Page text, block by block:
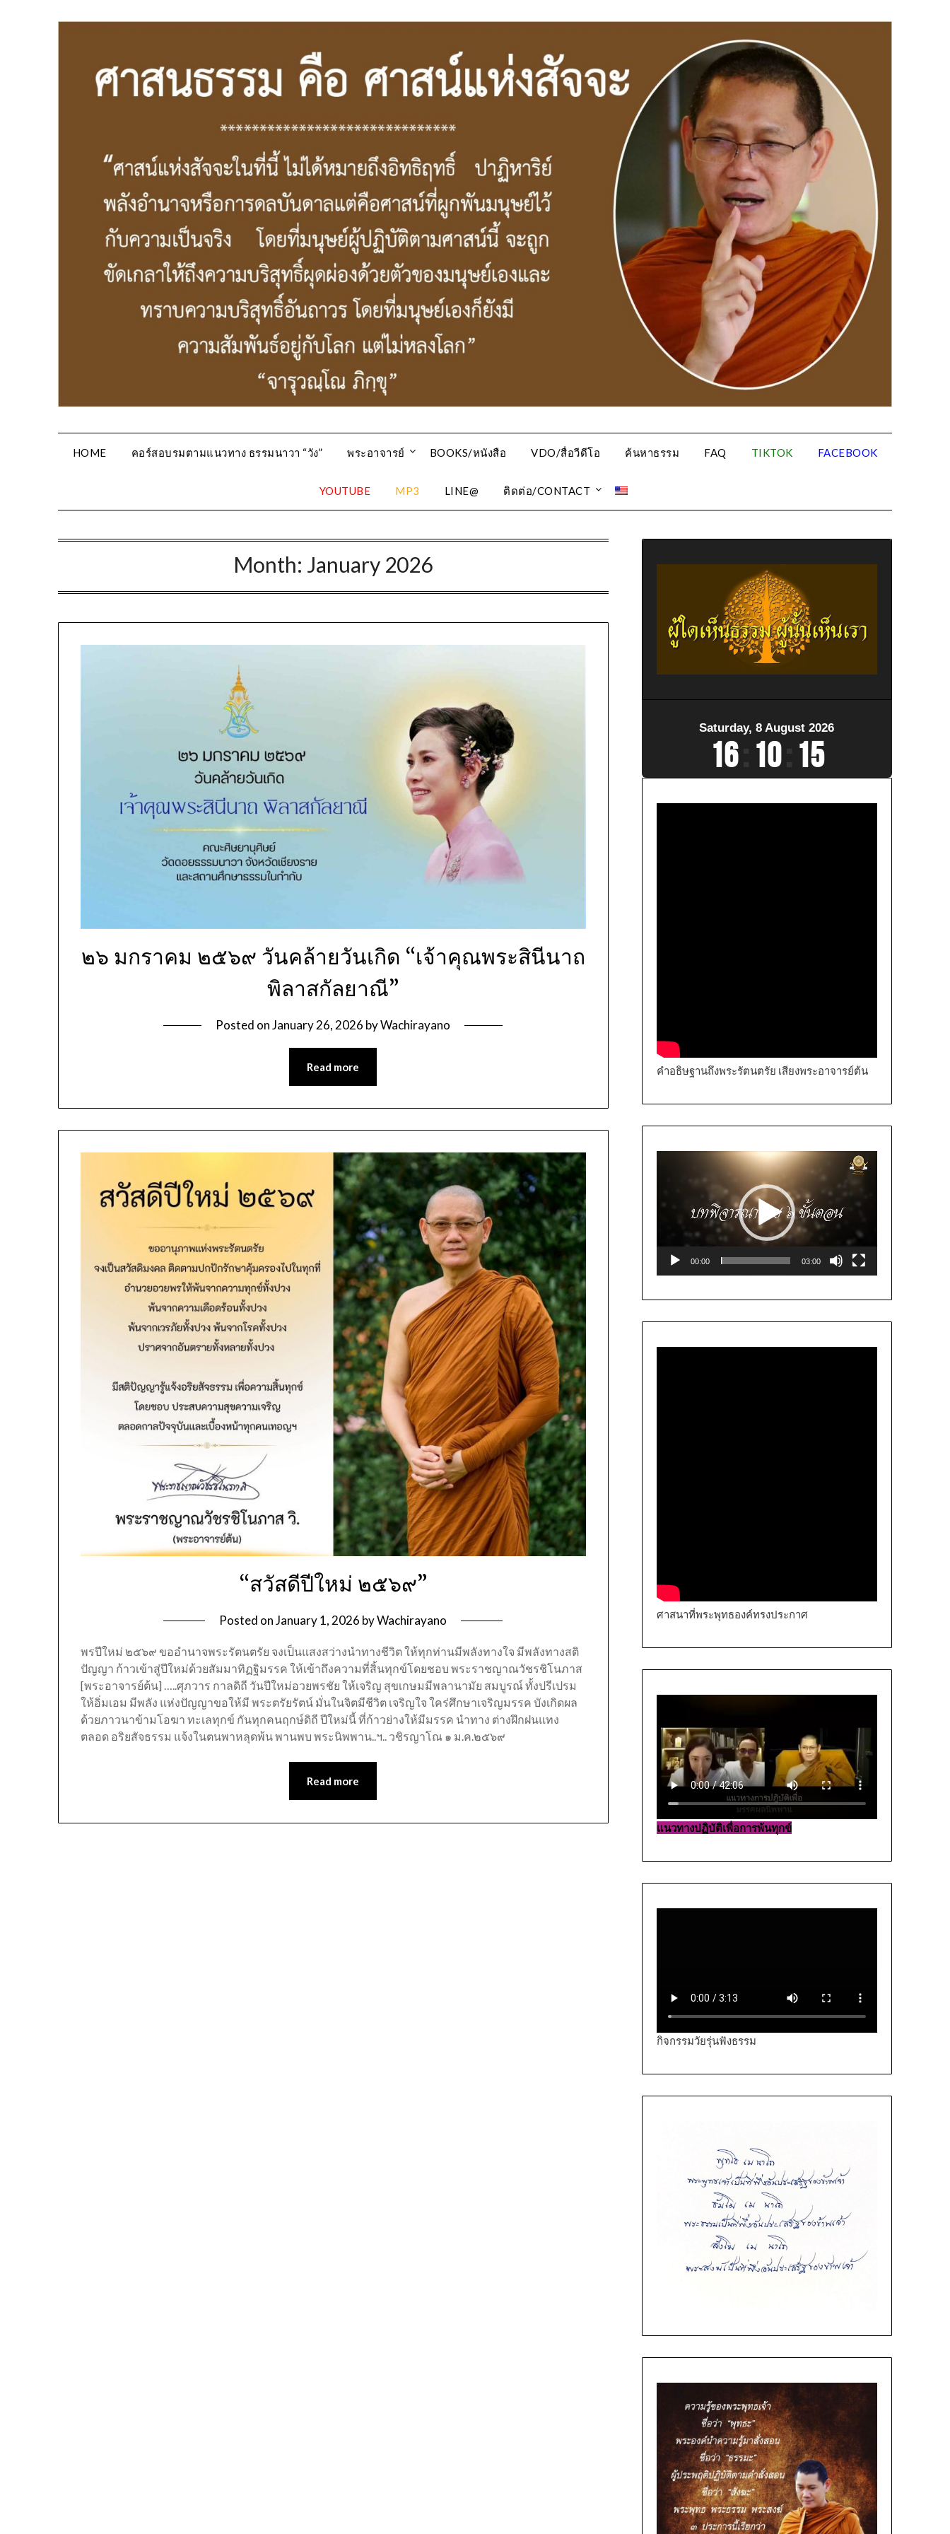
HOME คอร์สอบรมตามแนวทาง ธรรมนาวา “วัง” พระอาจารย์ BOOKS/หนังสือ VDO/สื่อวีดีโอ ค้นหาธรรม FAQ TIKTOK FACEBOOK
YOUTUBE MP3 LINE@ ติดต่อ/CONTACT
Month: January 2026
๒๖ มกราคม ๒๕๖๙ วันคล้ายวันเกิด “เจ้าคุณพระสินีนาถ
พิลาสกัลยาณี”
Posted onJanuary 26, 2026 byWachirayano
Read more
“สวัสดีปีใหม่ ๒๕๖๙”
Posted onJanuary 1, 2026 byWachirayano
พรปีใหม่ ๒๕๖๙ ขออำนาจพระรัตนตรัย จงเป็นแสงสว่างนำทางชีวิต ให้ทุกท่านมีพลังทางใจ มีพลังทางสติ
ปัญญา ก้าวเข้าสู่ปีใหม่ด้วยสัมมาทิฏฐิมรรค ให้เข้าถึงความที่สิ้นทุกข์โดยชอบ พระราชญาณวัชรชิโนภาส
[พระอาจารย์ต้น] …..ศุภวาร กาลดิถี วันปีใหม่อวยพรชัย ให้เจริญ สุขเกษมมีพลานามัย สมบูรณ์ ทั้งปรีเปรม
ให้อิ่มเอม มีพลัง แห่งปัญญาขอให้มี พระตรัยรัตน์ มั่นในจิตมีชีวิต เจริญใจ ใคร่ศึกษาเจริญมรรค บังเกิดผล
ด้วยภาวนาข้ามโอฆา ทะเลทุกข์ กันทุกคนฤกษ์ดิถี ปีใหม่นี้ ที่ก้าวย่างให้มีมรรค นำทาง ต่างฝึกฝนแทง
ตลอด อริยสัจธรรม แจ้งในตนพาหลุดพ้น พานพบ พระนิพพาน..ฯ.. วชิรญาโณ ๑ ม.ค.๒๕๖๙
Read more
Saturday, 8 August 2026
16 10 16
คำอธิษฐานถึงพระรัตนตรัย เสียงพระอาจารย์ต้น
00:00 03:00
ศาสนาที่พระพุทธองค์ทรงประกาศ
แนวทางปฏิบัติเพื่อการพ้นทุกข์
กิจกรรมวัยรุ่นฟังธรรม